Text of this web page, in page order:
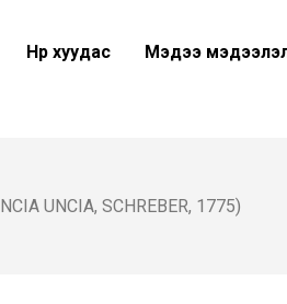
Нүүр хуудас Мэдээ
UNCIA, SCHREBER, 1775)